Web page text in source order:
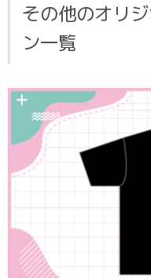
その他のオリ
ン一覧